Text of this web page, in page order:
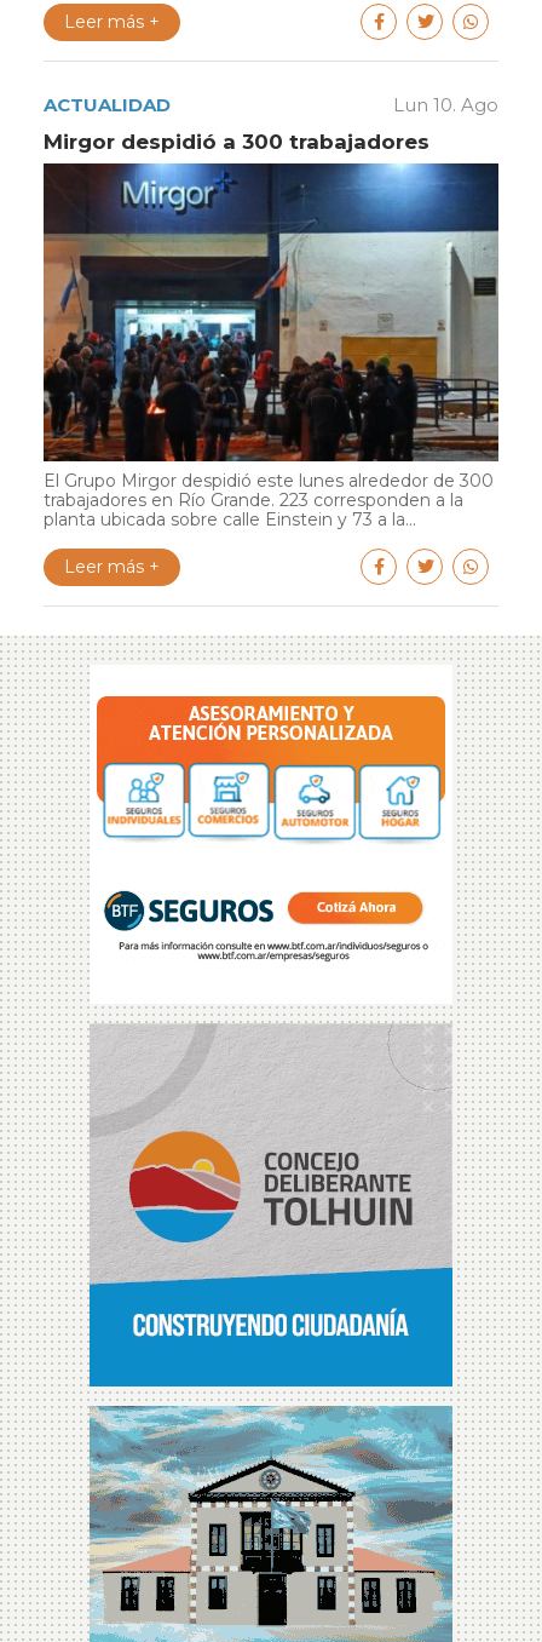
Leer más +
ACTUALIDAD Lun 10. Ago
Mirgor despidió a 300 trabajadores
El Grupo Mirgor despidió este lunes alrededor de 300
trabajadores en Río Grande. 223 corresponden a la
planta ubicada sobre calle Einstein y 73 a la...
Leer más +